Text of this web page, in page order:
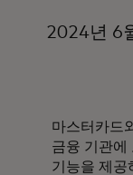
2024년 6
마스터카드
금융 기관에
기능을 제공